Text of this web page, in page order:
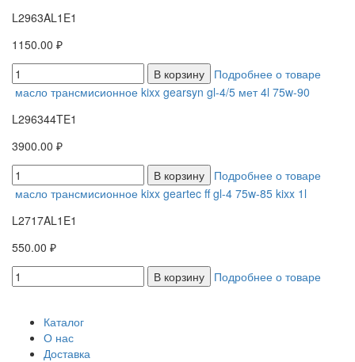
L2963AL1E1
1150.00 ₽
В корзину
Подробнее о товаре
масло трансмисионное kixx gearsyn gl-4/5 мет 4l 75w-90
L296344TE1
3900.00 ₽
В корзину
Подробнее о товаре
масло трансмисионное kixx geartec ff gl-4 75w-85 kixx 1l
L2717AL1E1
550.00 ₽
В корзину
Подробнее о товаре
Каталог
О нас
Доставка